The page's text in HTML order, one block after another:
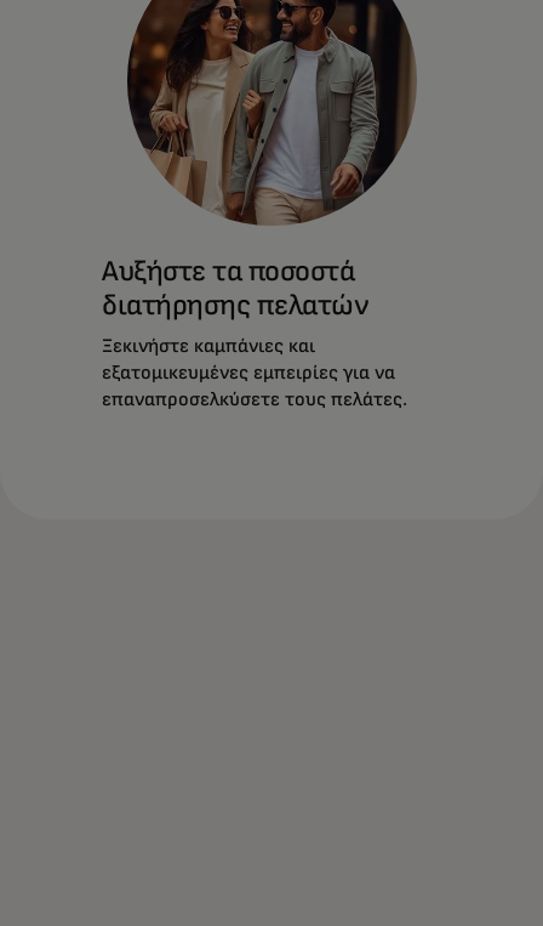
Αυξήστε τα ποσοστά
διατήρησης πελατών
Ξεκινήστε καμπάνιες και
εξατομικευμένες εμπειρίες για να
επαναπροσελκύσετε τους πελάτες.